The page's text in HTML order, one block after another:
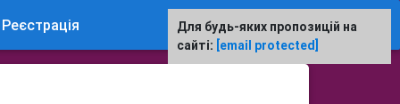
Реєстрація
Для будь-яких пропозицій на
сайті: [email protected]